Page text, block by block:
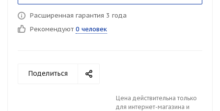
Расширенная гарантия 3 года
Рекомендуют 0 человек
Поделиться
Цена действительна только
для интернет-магазина и